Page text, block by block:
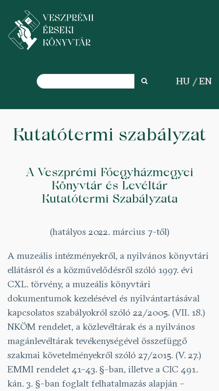
main
Search
Search HU EN
Kutatótermi szabályzat
A Veszprémi Főegyházmegyei
Könyvtár és Levéltár
Kutatótermi Szabályzata
(hatályos 2022. március 7-től)
A muzeális intézményekről, a nyilvános könyvtári
ellátásról és a közművelődésről szóló 1997. évi
CXL. törvény, a muzeális könyvtári
dokumentumok kezelésével és nyilvántartásával
kapcsolatos szabályokról szóló 22/2005. (VII. 18.)
NKÖM rendelet, a közlevéltárak és a nyilvános
magánlevéltárak tevékenységével összefüggő
szakmai követelményekről szóló 27/2015. (V. 27.)
EMMI rendelet 41–43. §-ban, illetve a CIC 491.
kán. 3. §-ban foglalt felhatalmazás alapján –